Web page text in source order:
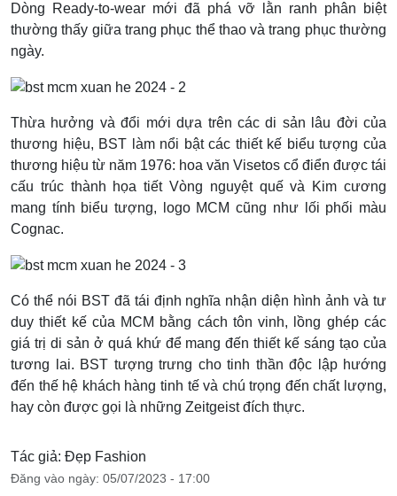
Dòng Ready-to-wear mới đã phá vỡ lằn ranh phân biệt
thường thấy giữa trang phục thể thao và trang phục thường
ngày.
Thừa hưởng và đổi mới dựa trên các di sản lâu đời của
thương hiệu, BST làm nổi bật các thiết kế biểu tượng của
thương hiệu từ năm 1976: hoa văn Visetos cổ điển được tái
cấu trúc thành họa tiết Vòng nguyệt quế và Kim cương
mang tính biểu tượng, logo MCM cũng như lối phối màu
Cognac.
Có thể nói BST đã tái định nghĩa nhận diện hình ảnh và tư
duy thiết kế của MCM bằng cách tôn vinh, lồng ghép các
giá trị di sản ở quá khứ để mang đến thiết kế sáng tạo của
tương lai. BST tượng trưng cho tinh thần độc lập hướng
đến thế hệ khách hàng tinh tế và chú trọng đến chất lượng,
hay còn được gọi là những Zeitgeist đích thực.
Tác giả: Đẹp Fashion
Đăng vào ngày: 05/07/2023 - 17:00